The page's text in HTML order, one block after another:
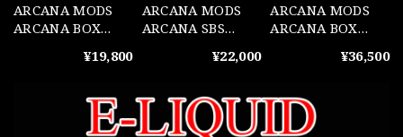
ARCANA MODS
ARCANA BOX
¥19,800
ARCANA MODS
ARCANA SBS
¥22,000
ARCANA MODS
ARCANA BOX
¥36,500